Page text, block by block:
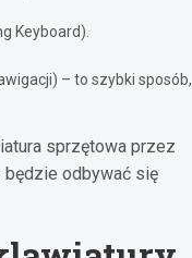
Keyboard).
– to szybki sposób,
sprzętowa przez
będzie odbywać się